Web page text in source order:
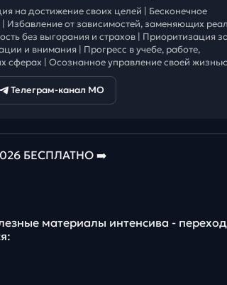
на достижение своих целей | Бесконечное
| Избавление от зависимостей, заменяющих
без выгорания и страхов | Приоритизация
и внимания | Прогресс в учебе, работе,
сферах | Осознанное управление своей
Телеграм-канал МО
БЕСПЛАТНО ➡️
материалы интенсива -